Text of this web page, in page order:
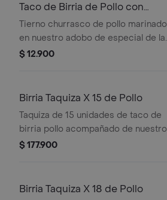
Taco de Birria de Pollo con
Queso
Tierno churrasco de pollo marinado
en nuestro adobo de especial de la
casa, servido sobre tortilla 100 de
gallo.
$ 12.900
Birria Taquiza X 15 de Pollo
Taquiza de 15 unidades de taco de
birria pollo acompañado de nuestro
tradicional consomé de birria.
$ 177.900
Birria Taquiza X 18 de Pollo